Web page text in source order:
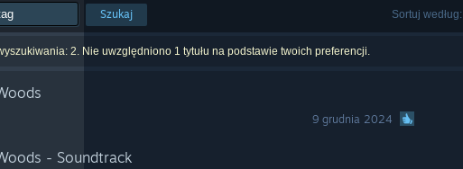
Sortuj według:
Szukaj
2. Nie uwzględniono 1 tytułu na podstawie twoich preferencji.
9 grudnia 2024
- Soundtrack